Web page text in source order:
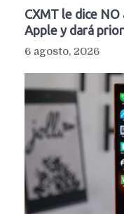
CXMT le dice NO
Apple y dará
6 agosto, 2026